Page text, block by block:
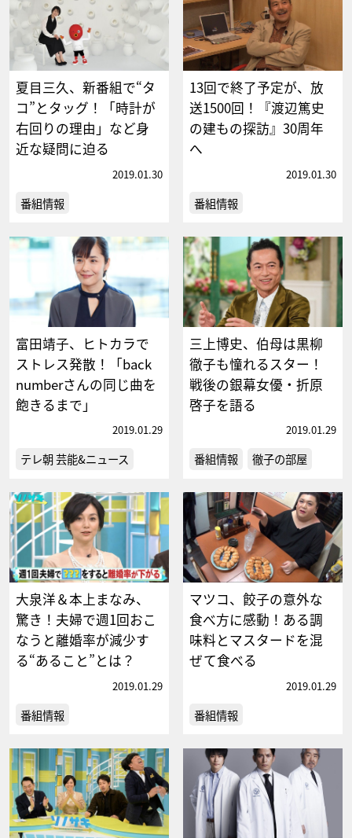
夏目三久、新番組で“タ
コ”とタッグ！「時計が
右回りの理由」など身
近な疑問に迫る
2019.01.30
番組情報
13回で終了予定が、放
送1500回！『渡辺篤史
の建もの探訪』30周年
へ
2019.01.30
番組情報
富田靖子、ヒトカラで
ストレス発散！「back
numberさんの同じ曲を
飽きるまで」
2019.01.29
テレ朝 芸能&ニュース
三上博史、伯母は黒柳
徹子も憧れるスター！
戦後の銀幕女優・折原
啓子を語る
2019.01.29
番組情報 徹子の部屋
大泉洋＆本上まなみ、
驚き！夫婦で週1回おこ
なうと離婚率が減少す
る“あること”とは？
2019.01.29
番組情報
マツコ、餃子の意外な
食べ方に感動！ある調
味料とマスタードを混
ぜて食べる
2019.01.29
番組情報